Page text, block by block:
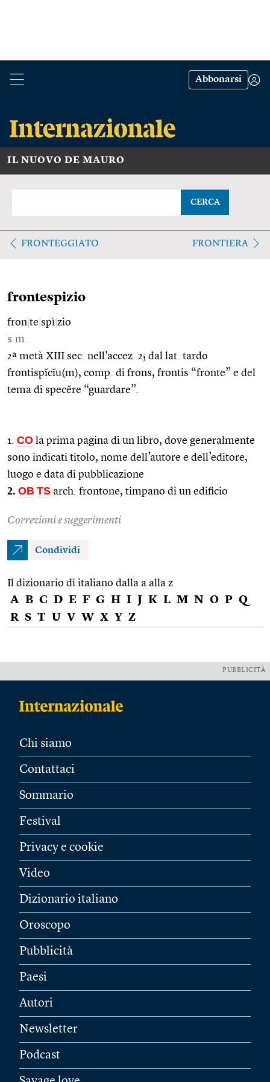
Abbonarsi
IL NUOVO DE MAURO
CERCA
FRONTEGGIATO FRONTIERA
frontespizio
fron te spì zio
s.m.
2ª metà XIII sec. nell'accez. 2; dal lat. tardo
frontispĭcĭu(m), comp. di frons, frontis “fronte” e del
tema di specĕre “guardare”.
1. CO la prima pagina di un libro, dove generalmente
sono indicati titolo, nome dell’autore e dell’editore,
luogo e data di pubblicazione
2. OB TS arch. frontone, timpano di un edificio
Correzioni e suggerimenti
Condividi
Il dizionario di italiano dalla a alla z
A B C D E F G H I J K L M N O P Q
R S T U V W X Y Z
PUBBLICITÀ
Chi siamo
Contattaci
Sommario
Festival
Privacy e cookie
Video
Dizionario italiano
Oroscopo
Pubblicità
Paesi
Autori
Newsletter
Podcast